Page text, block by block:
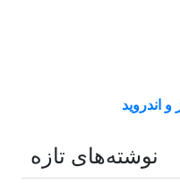
نوشته‌های تازه